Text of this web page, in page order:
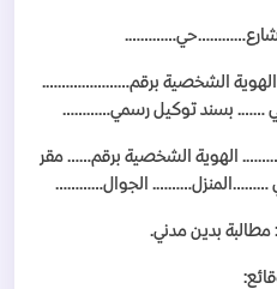
شارع…………حي………….
الهوية الشخصية برقم………………….
……. بسند توكيل رسمي…………
الهوية الشخصية برقم…… مقر
………المنزل………. الجوال…………
بدين مدني.